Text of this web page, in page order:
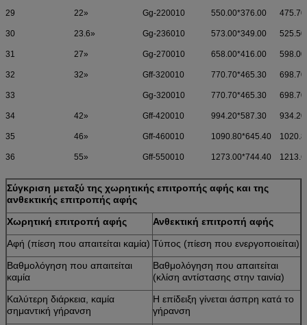
29 22» Gg-220010 550.00*376.00
30 23.6» Gg-236010 573.00*349.00
31 27» Gg-270010 658.00*416.00
32 32» Gff-320010 770.70*465.30
33 Gg-320010 770.70*465.30
34 42» Gff-420010 994.20*587.30
35 46» Gff-460010 1090.80*645.40
36 55» Gff-550010 1273.00*744.40
Σύγκριση μεταξύ της χωρητικής επιτροπής αφής και της
ανθεκτικής επιτροπής αφής
Χωρητική επιτροπή αφής
Ανθεκτική επιτροπή αφής
Αφή (πίεση που απαιτείται καμία) Τύπος (πίεση που ενεργοποιείται)
Βαθμολόγηση που απαιτείται
καμία
Βαθμολόγηση που απαιτείται
(κλίση αντίστασης στην ταινία)
Καλύτερη διάρκεια, καμία
σημαντική γήρανση
Η επίδειξη γίνεται άσπρη κατά το
γήρανση